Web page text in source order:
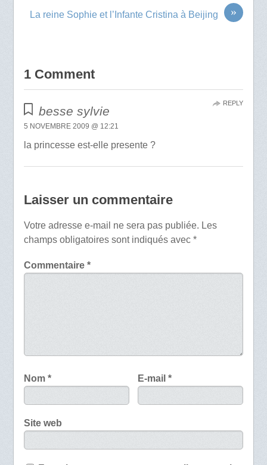
»
La reine Sophie et l’Infante Cristina à Beijing
1 Comment
besse sylvie
5 NOVEMBRE 2009 @ 12:21
la princesse est-elle presente ?
REPLY
Laisser un commentaire
Votre adresse e-mail ne sera pas publiée. Les
champs obligatoires sont indiqués avec *
Commentaire *
Nom * E-mail*
Site web